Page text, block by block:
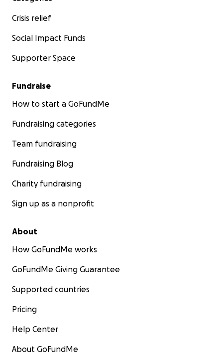
Crisis relief
Social Impact Funds
Supporter Space
Fundraise
How to start a GoFundMe
Fundraising categories
Team fundraising
Fundraising Blog
Charity fundraising
Sign up as a nonprofit
About
How GoFundMe works
GoFundMe Giving Guarantee
Supported countries
Pricing
Help Center
About GoFundMe